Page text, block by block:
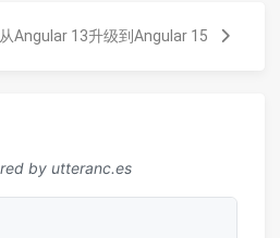
从Angular 13升级到Angular 15